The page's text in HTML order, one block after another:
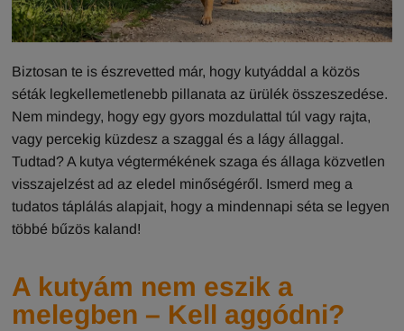
Biztosan te is észrevetted már, hogy kutyáddal a közös
séták legkellemetlenebb pillanata az ürülék összeszedése.
Nem mindegy, hogy egy gyors mozdulattal túl vagy rajta,
vagy percekig küzdesz a szaggal és a lágy állaggal.
Tudtad? A kutya végtermékének szaga és állaga közvetlen
visszajelzést ad az eledel minőségéről. Ismerd meg a
tudatos táplálás alapjait, hogy a mindennapi séta se legyen
többé bűzös kaland!
A kutyám nem eszik a
melegben – Kell aggódni?